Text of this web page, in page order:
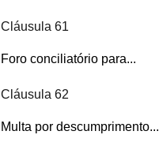
Cláusula 61
Foro conciliatório para...
Cláusula 62
Multa por descumprimento...